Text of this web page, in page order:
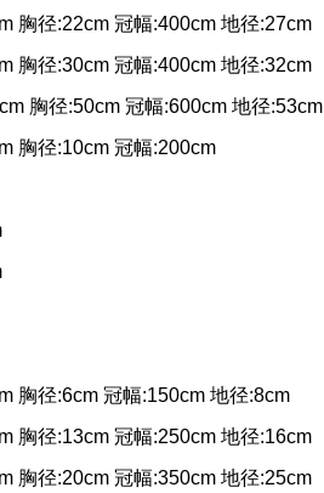
胸径:22cm 冠幅:400cm 地径:27cm
胸径:30cm 冠幅:400cm 地径:32cm
胸径:50cm 冠幅:600cm 地径:53cm
胸径:10cm 冠幅:200cm
胸径:6cm 冠幅:150cm 地径:8cm
胸径:13cm 冠幅:250cm 地径:16cm
胸径:20cm 冠幅:350cm 地径:25cm